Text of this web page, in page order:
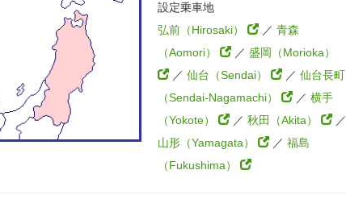
設定乗車地
弘前（Hirosaki）
／ 青森
（Aomori）
／ 盛岡（Morioka）
／ 仙台（Sendai） ／ 仙台長町
（Sendai-Nagamachi）
／ 横手
（Yokote）
／ 秋田（Akita）
／
山形（Yamagata）
／ 福島
（Fukushima）